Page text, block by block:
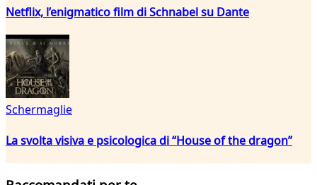
Netflix, l’enigmatico film di Schnabel su Dante
Schermaglie
La svolta visiva e psicologica di “House of the dragon”